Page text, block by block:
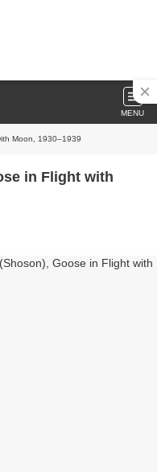
MENU
Moon, 1930–1939
in Flight with